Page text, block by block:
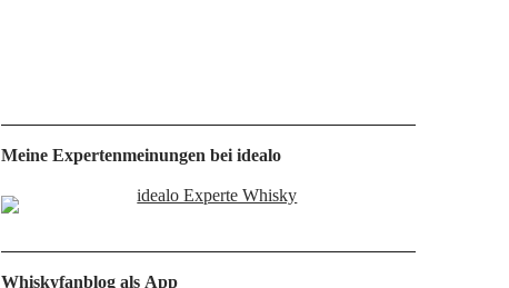
Meine Expertenmeinungen bei idealo
Whiskyfanblog als App